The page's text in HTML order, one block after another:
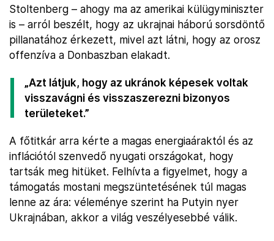
Stoltenberg – ahogy ma az amerikai külügyminiszter
is – arról beszélt, hogy az ukrajnai háború sorsdöntő
pillanatához érkezett, mivel azt látni, hogy az orosz
offenzíva a Donbaszban elakadt.
„Azt látjuk, hogy az ukránok képesek voltak
visszavágni és visszaszerezni bizonyos
területeket.”
A főtitkár arra kérte a magas energiaáraktól és az
inflációtól szenvedő nyugati országokat, hogy
tartsák meg hitüket. Felhívta a figyelmet, hogy a
támogatás mostani megszüntetésének túl magas
lenne az ára: véleménye szerint ha Putyin nyer
Ukrajnában, akkor a világ veszélyesebbé válik.